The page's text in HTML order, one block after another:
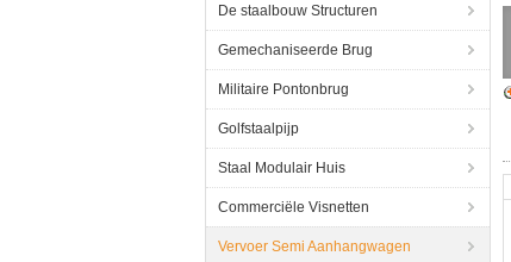
De staalbouw Structuren
Gemechaniseerde Brug
Militaire Pontonbrug
Golfstaalpijp
Staal Modulair Huis
Commerciële Visnetten
Vervoer Semi Aanhangwagen